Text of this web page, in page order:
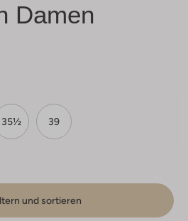
Damen
35½ 39
und sortieren